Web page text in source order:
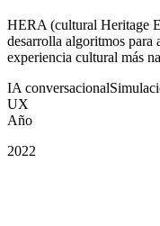
HERA (cultural Heritage
desarrolla algoritmos para
experiencia cultural más
IA conversacional
UX
Año
2022